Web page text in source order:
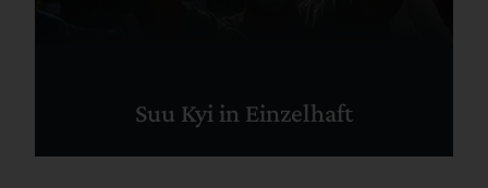
Suu Kyi in Einzelhaft